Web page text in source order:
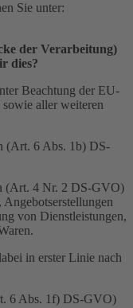
Sie unter:
der Verarbeitung)
dies?
Beachtung der EU-
aller weiteren
(Art. 6 Abs. 1b) DS-
(Art. 4 Nr. 2 DS-GVO)
von Dienstleistungen,
in erster Linie nach
6 Abs. 1f) DS-GVO)